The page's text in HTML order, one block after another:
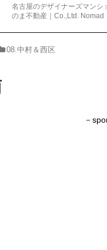
名古屋のデザイナーズマンシ
08.中村＆西区
－